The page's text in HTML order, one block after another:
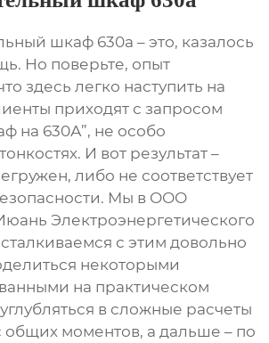
шкаф 630а – это, казалось
Но поверьте, опыт
здесь легко наступить на
приходят с запросом
на 630А”, не особо
И вот результат –
либо не соответствует
Мы в ООО
Электроэнергетического
с этим довольно
некоторыми
на практическом
в сложные расчеты
общих моментов, а дальше – по